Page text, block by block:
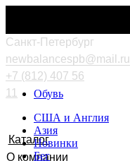
Cанкт-Петербург
newbalancespb@mail.ru
+7 (812) 407 56
11
Каталог
О компании
Обувь
США и Англия
Азия
Новинки
Бег